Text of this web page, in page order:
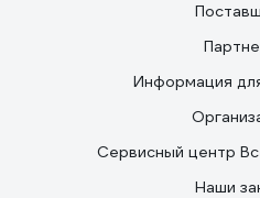
Информация
Сервисный центр
Наши